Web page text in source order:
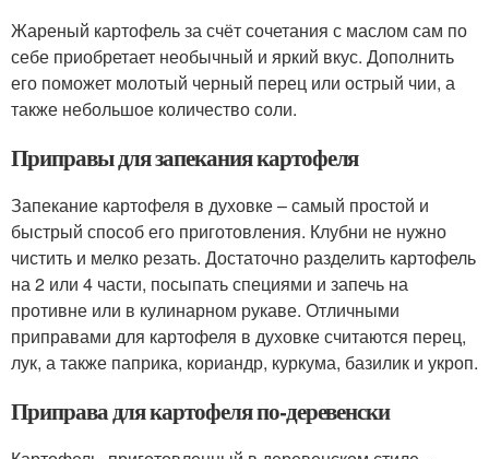
Жареный картофель за счёт сочетания с маслом сам по
себе приобретает необычный и яркий вкус. Дополнить
его поможет молотый черный перец или острый чии, а
также небольшое количество соли.
Приправы для запекания картофеля
Запекание картофеля в духовке – самый простой и
быстрый способ его приготовления. Клубни не нужно
чистить и мелко резать. Достаточно разделить картофель
на 2 или 4 части, посыпать специями и запечь на
противне или в кулинарном рукаве. Отличными
приправами для картофеля в духовке считаются перец,
лук, а также паприка, кориандр, куркума, базилик и укроп.
Приправа для картофеля по-деревенски